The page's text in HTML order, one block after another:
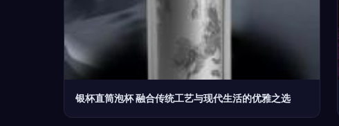
银杯直筒泡杯 融合传统工艺与现代生活的优雅之选